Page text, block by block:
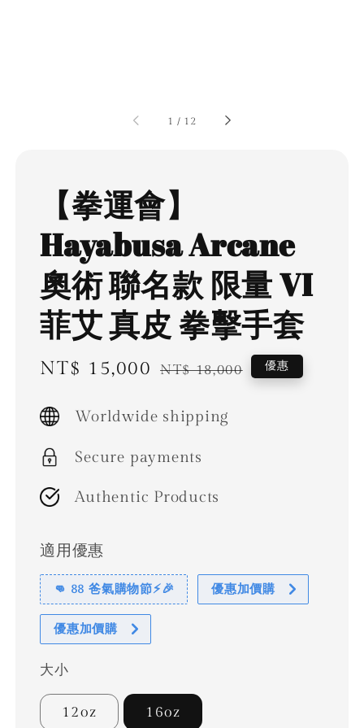
1 / 12
【拳運會】
Hayabusa Arcane
奧術 聯名款 限量 VI
菲艾 真皮 拳擊手套
Sale
NT$ 15,000 Regular
NT$ 18,000 優惠
Worldwide shipping
Secure payments
Authentic Products
適用優惠
👊 88 爸氣購物節⚡🎉 優惠加價購
優惠加價購
大小
12oz 16oz